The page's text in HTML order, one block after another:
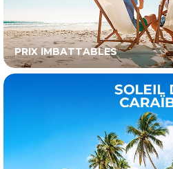
PRIX IMBATTABLES